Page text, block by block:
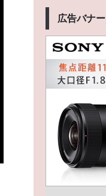
広告バナー